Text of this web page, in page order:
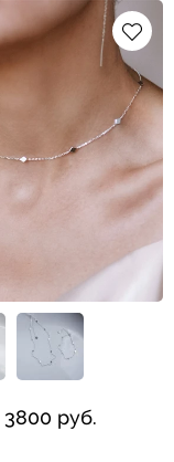
3800 руб.